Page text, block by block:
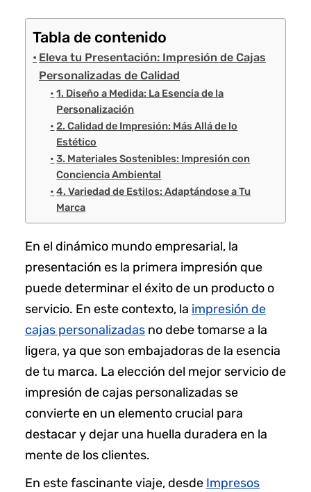
Tabla de contenido
Eleva tu Presentación: Impresión de Cajas
Personalizadas de Calidad
1. Diseño a Medida: La Esencia de la
Personalización
2. Calidad de Impresión: Más Allá de lo
Estético
3. Materiales Sostenibles: Impresión con
Conciencia Ambiental
4. Variedad de Estilos: Adaptándose a Tu
Marca
En el dinámico mundo empresarial, la
presentación es la primera impresión que
puede determinar el éxito de un producto o
servicio. En este contexto, la impresión de
cajas personalizadasno debe tomarse a la
ligera, ya que son embajadoras de la esencia
de tu marca. La elección del mejor servicio de
impresión de cajas personalizadas se
convierte en un elemento crucial para
destacar y dejar una huella duradera en la
mente de los clientes.
En este fascinante viaje, desde Impresos